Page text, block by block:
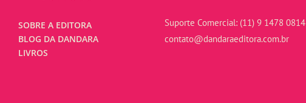
SOBRE A EDITORA
BLOG DA DANDARA
LIVROS
Suporte Comercial: (11) 9 1478 0814
contato@dandaraeditora.com.br